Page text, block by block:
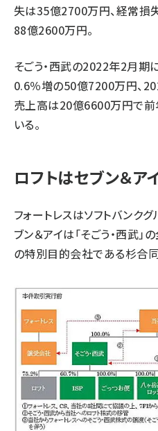
失は35億2700万円、経常損
88億2600万円。
そごう・西武の2022年2月
0.6％増の50億7200万円、
売上高は20億6600万円で
いる。
ロフトはセブン＆ア
フォートレスはソフトバンク
ブン＆アイは「そごう・西武
の特別目的会社である杉合